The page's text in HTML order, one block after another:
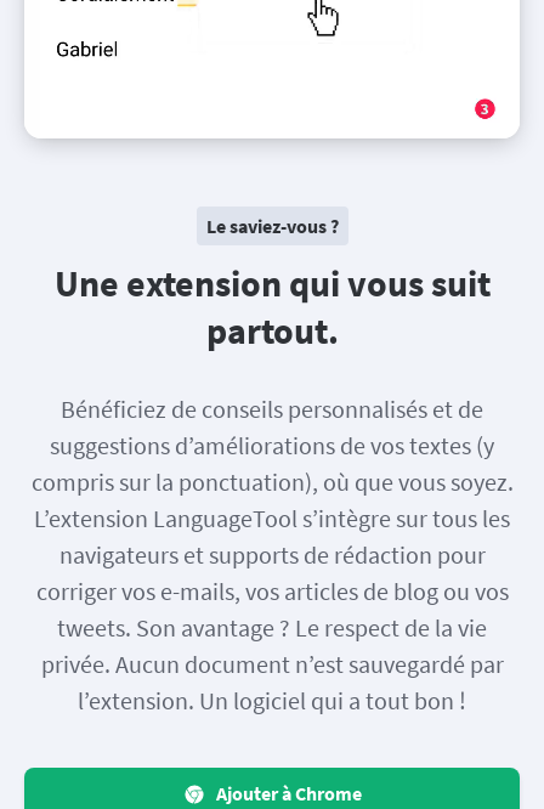
Le saviez-vous ?
Une extension qui vous suit
partout.
Bénéficiez de conseils personnalisés et de
suggestions d’améliorations de vos textes (y
compris sur la ponctuation), où que vous soyez.
L’extension LanguageTool s’intègre sur tous les
navigateurs et supports de rédaction pour
corriger vos e-mails, vos articles de blog ou vos
tweets. Son avantage ? Le respect de la vie
privée. Aucun document n’est sauvegardé par
l’extension. Un logiciel qui a tout bon !
Ajouter à Chrome